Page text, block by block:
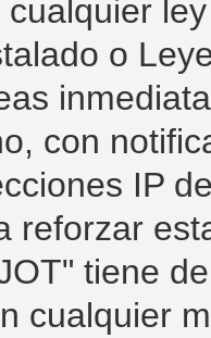
o
con
IP
reforzar
tiene
cualquier